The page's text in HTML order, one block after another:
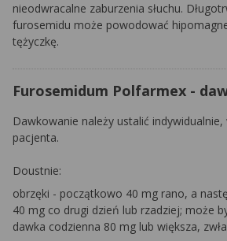
nieodwracalne zaburzenia słuchu.
furosemidu może powodować
tężyczkę.
Furosemidum Polfarmex -
Dawkowanie należy ustalić
pacjenta.
Doustnie:
obrzęki - początkowo 40 mg rano, a
40 mg co drugi dzień lub rzadziej; może
dawka codzienna 80 mg lub większa,